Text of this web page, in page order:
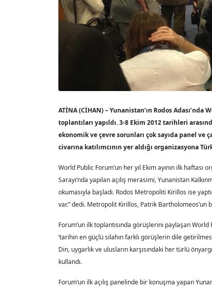
ATİNA (CİHAN) – Yunanistan’ın Rodos
toplantıları yapıldı. 3-8 Ekim 2012 tarihleri
ekonomik ve çevre sorunları çok sayıda panel ve
civarına katılımcının yer aldığı organizasyona
World Public Forum’un her yıl Ekim ayının ilk
Sarayı’nda yapılan açılış merasimi, Yunanistan
okumasıyla başladı. Rodos Metropoliti Kirillos ise
var.” dedi. Metropolit Kirillos, Patrik Bartholomeos’un
Forum’un ilk toplantısında görüşlerini paylaşan
‘tarihin en güçlü silahın farklı görüşlerin dile
Din, uygarlık ve ulusların karşısındaki her türlü
kullandı.
Forum’un ilk açılış panelinde bir konuşma yapan